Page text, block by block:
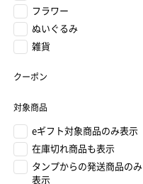
フラワー
ぬいぐるみ
雑貨
クーポン
対象商品
eギフト対象商品のみ表示
在庫切れ商品も表示
タンプからの発送商品のみ
表示